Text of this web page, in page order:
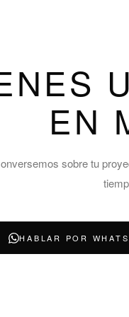
EN
sobre tu
HABLAR POR